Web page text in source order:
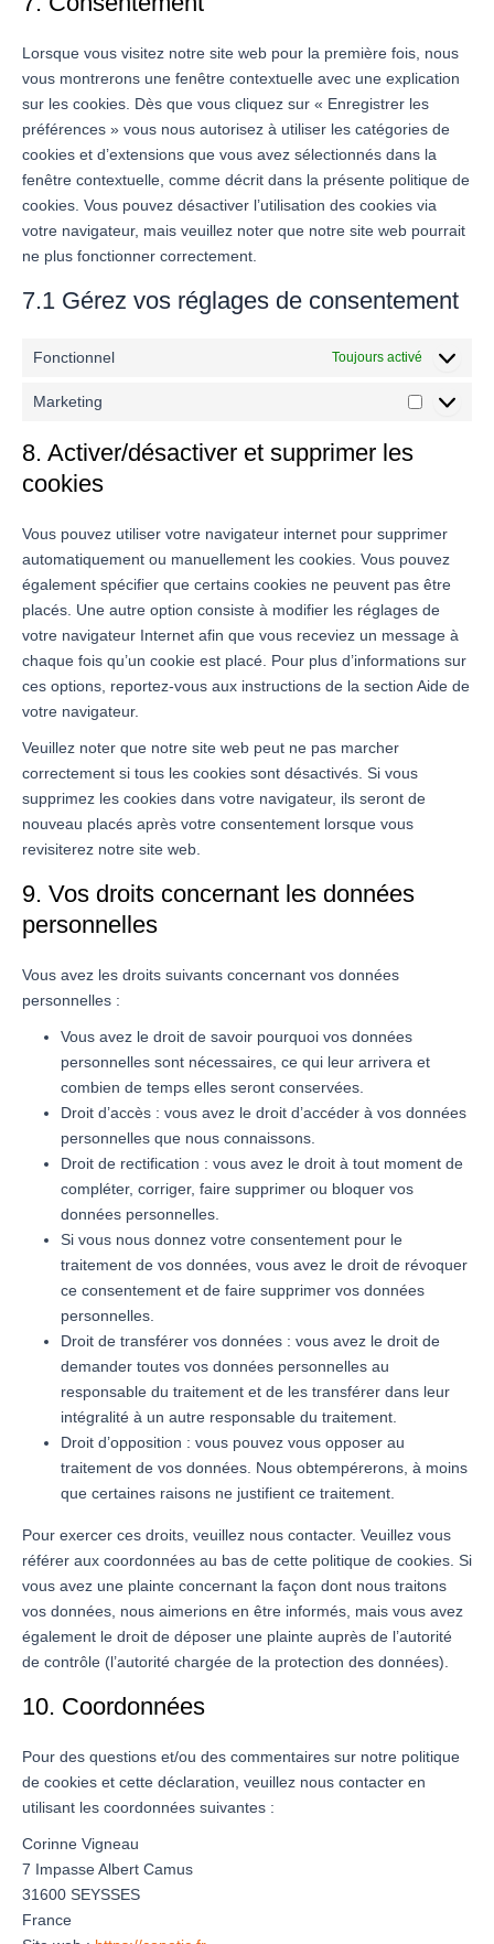
Lorsque vous visitez notre site web pour la première fois, nous
vous montrerons une fenêtre contextuelle avec une explication
sur les cookies. Dès que vous cliquez sur « Enregistrer les
préférences » vous nous autorisez à utiliser les catégories de
cookies et d’extensions que vous avez sélectionnés dans la
fenêtre contextuelle, comme décrit dans la présente politique de
cookies. Vous pouvez désactiver l’utilisation des cookies via
votre navigateur, mais veuillez noter que notre site web pourrait
ne plus fonctionner correctement.
7.1 Gérez vos réglages de consentement
Fonctionnel Toujours activé
Marketing
8. Activer/désactiver et supprimer les
cookies
Vous pouvez utiliser votre navigateur internet pour supprimer
automatiquement ou manuellement les cookies. Vous pouvez
également spécifier que certains cookies ne peuvent pas être
placés. Une autre option consiste à modifier les réglages de
votre navigateur Internet afin que vous receviez un message à
chaque fois qu’un cookie est placé. Pour plus d’informations sur
ces options, reportez-vous aux instructions de la section Aide de
votre navigateur.
Veuillez noter que notre site web peut ne pas marcher
correctement si tous les cookies sont désactivés. Si vous
supprimez les cookies dans votre navigateur, ils seront de
nouveau placés après votre consentement lorsque vous
revisiterez notre site web.
9. Vos droits concernant les données
personnelles
Vous avez les droits suivants concernant vos données
personnelles :
Vous avez le droit de savoir pourquoi vos données
personnelles sont nécessaires, ce qui leur arrivera et
combien de temps elles seront conservées.
Droit d’accès : vous avez le droit d’accéder à vos données
personnelles que nous connaissons.
Droit de rectification : vous avez le droit à tout moment de
compléter, corriger, faire supprimer ou bloquer vos
données personnelles.
Si vous nous donnez votre consentement pour le
traitement de vos données, vous avez le droit de révoquer
ce consentement et de faire supprimer vos données
personnelles.
Droit de transférer vos données : vous avez le droit de
demander toutes vos données personnelles au
responsable du traitement et de les transférer dans leur
intégralité à un autre responsable du traitement.
Droit d’opposition : vous pouvez vous opposer au
traitement de vos données. Nous obtempérerons, à moins
que certaines raisons ne justifient ce traitement.
Pour exercer ces droits, veuillez nous contacter. Veuillez vous
référer aux coordonnées au bas de cette politique de cookies. Si
vous avez une plainte concernant la façon dont nous traitons
vos données, nous aimerions en être informés, mais vous avez
également le droit de déposer une plainte auprès de l’autorité
de contrôle (l’autorité chargée de la protection des données).
10. Coordonnées
Pour des questions et/ou des commentaires sur notre politique
de cookies et cette déclaration, veuillez nous contacter en
utilisant les coordonnées suivantes :
Corinne Vigneau
7 Impasse Albert Camus
31600 SEYSSES
France